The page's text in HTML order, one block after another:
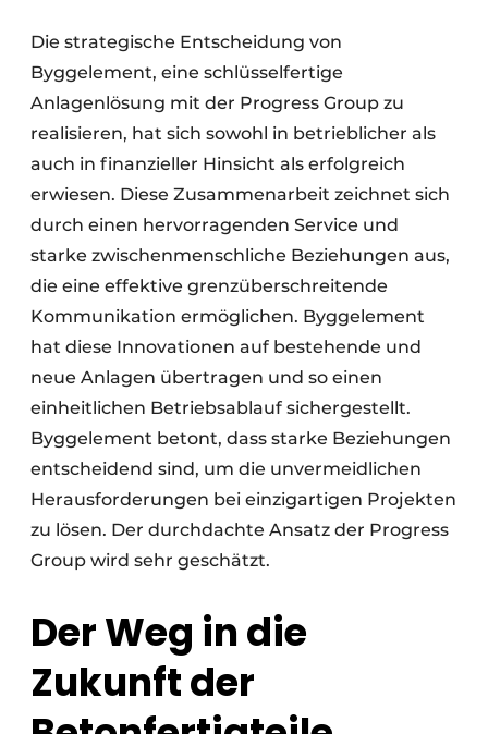
Die strategische Entscheidung von
Byggelement, eine schlüsselfertige
Anlagenlösung mit der Progress Group zu
realisieren, hat sich sowohl in betrieblicher als
auch in finanzieller Hinsicht als erfolgreich
erwiesen. Diese Zusammenarbeit zeichnet sich
durch einen hervorragenden Service und
starke zwischenmenschliche Beziehungen aus,
die eine effektive grenzüberschreitende
Kommunikation ermöglichen. Byggelement
hat diese Innovationen auf bestehende und
neue Anlagen übertragen und so einen
einheitlichen Betriebsablauf sichergestellt.
Byggelement betont, dass starke Beziehungen
entscheidend sind, um die unvermeidlichen
Herausforderungen bei einzigartigen Projekten
zu lösen. Der durchdachte Ansatz der Progress
Group wird sehr geschätzt.
Der Weg in die
Zukunft der